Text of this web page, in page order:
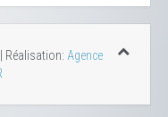
Réalisation: Agence